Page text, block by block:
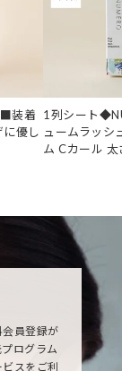
■装着
優し
1列シート
ュームラッシ
ム Cカール
員登録が
ログラム
スをご利